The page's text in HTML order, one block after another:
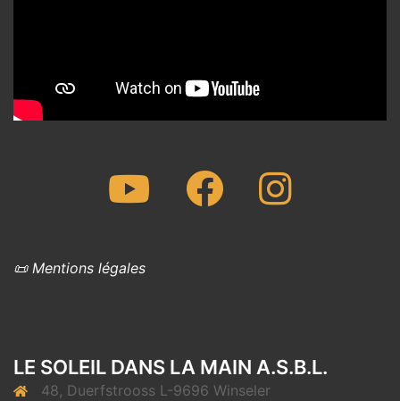
Youtube FacebookInstagram
📜 Mentions légales
LE SOLEIL DANS LA MAIN A.S.B.L.
48, Duerfstrooss L-9696 Winseler